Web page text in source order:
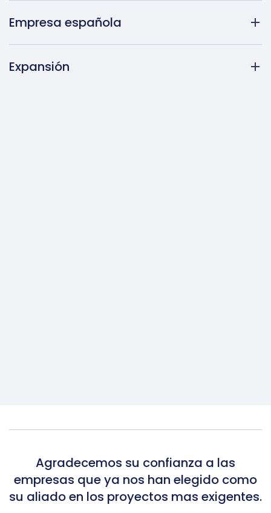
Empresa española
Expansión
Agradecemos su confianza a las
empresas que ya nos han elegido como
su aliado en los proyectos mas exigentes.